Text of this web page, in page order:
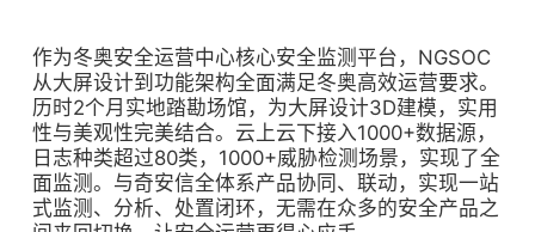
作为冬奥安全运营中心核心安全监测平台，NGSOC
从大屏设计到功能架构全面满足冬奥高效运营要求。
历时2个月实地踏勘场馆，为大屏设计3D建模，实用
性与美观性完美结合。云上云下接入1000+数据源，
日志种类超过80类，1000+威胁检测场景，实现了全
面监测。与奇安信全体系产品协同、联动，实现一站
式监测、分析、处置闭环，无需在众多的安全产品之